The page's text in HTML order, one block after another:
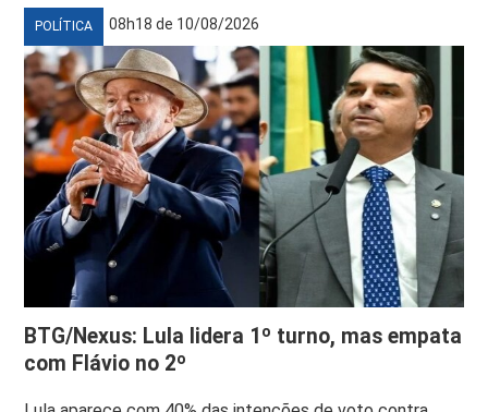
POLÍTICA 08h18 de 10/08/2026
BTG/Nexus: Lula lidera 1º turno, mas empata
com Flávio no 2º